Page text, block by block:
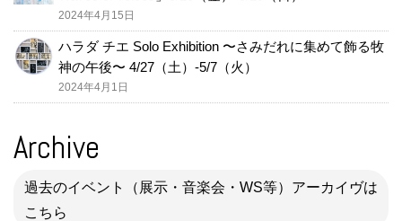
2024年4月15日
ハラダ チエ Solo Exhibition 〜さみだれに集めて飾る牧
神の午後〜 4/27（土）-5/7（火）
2024年4月1日
Archive
過去のイベント（展示・音楽会・WS等）アーカイヴは
こちら